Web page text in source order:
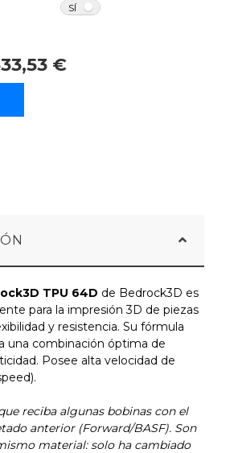
SÍ
€
TPU 64D de Bedrock3D es
para la impresión 3D de piezas
y resistencia. Su fórmula
una combinación óptima de
Posee alta velocidad de
reciba algunas bobinas con el
anterior (Forward/BASF). Son
material: solo ha cambiado